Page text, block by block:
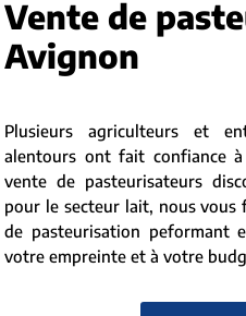
Vente de
Avignon
Plusieurs agriculteurs et
alentours ont fait confiance
vente de pasteurisateurs
pour le secteur lait, nous vous
de pasteurisation peformant
votre empreinte et à votre